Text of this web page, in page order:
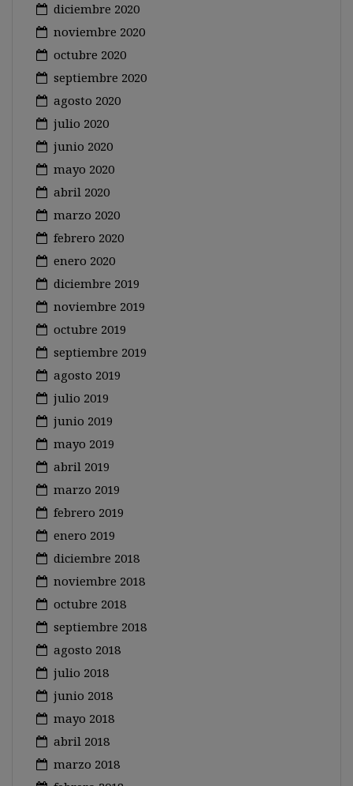
diciembre 2020
noviembre 2020
octubre 2020
septiembre 2020
agosto 2020
julio 2020
junio 2020
mayo 2020
abril 2020
marzo 2020
febrero 2020
enero 2020
diciembre 2019
noviembre 2019
octubre 2019
septiembre 2019
agosto 2019
julio 2019
junio 2019
mayo 2019
abril 2019
marzo 2019
febrero 2019
enero 2019
diciembre 2018
noviembre 2018
octubre 2018
septiembre 2018
agosto 2018
julio 2018
junio 2018
mayo 2018
abril 2018
marzo 2018